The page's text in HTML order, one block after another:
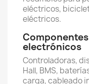
eléctricos,
eléctricos.
electrónicos
Controladoras,
Hall, BMS,
carga, cableado